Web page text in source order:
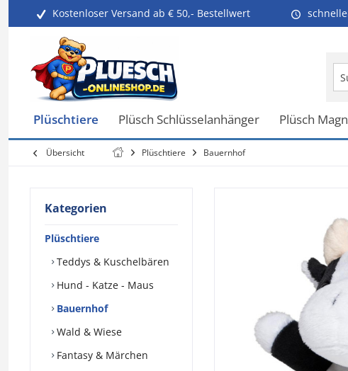
Kostenloser Versand ab € 50,- Bestellwert
Plüschtiere Plüsch Schlüsselanhänger Plüsch
Übersicht Plüschtiere Bauernhof
Kategorien
Plüschtiere
Teddys & Kuschelbären
Hund - Katze - Maus
Bauernhof
Wald & Wiese
Fantasy & Märchen